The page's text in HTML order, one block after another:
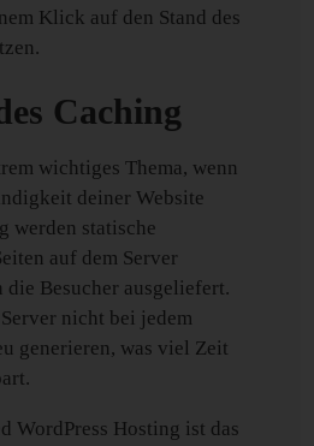
Klick auf den Stand des
Caching
wichtiges Thema, wenn
deiner Website
werden statische
auf dem Server
die Besucher ausgeliefert.
nicht bei jedem
generieren, was viel Zeit
WordPress Hosting ist das